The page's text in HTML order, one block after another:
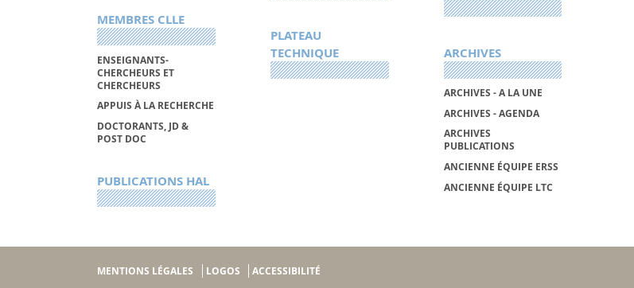
MEMBRES CLLE
ENSEIGNANTS-
CHERCHEURS ET
CHERCHEURS
APPUIS À LA RECHERCHE
DOCTORANTS, JD &
POST DOC
PUBLICATIONS HAL
PLATEAU
TECHNIQUE
ARCHIVES
ARCHIVES - A LA UNE
ARCHIVES - AGENDA
ARCHIVES
PUBLICATIONS
ANCIENNE ÉQUIPE ERSS
ANCIENNE ÉQUIPE LTC
MENTIONS LÉGALES LOGOS ACCESSIBILITÉ